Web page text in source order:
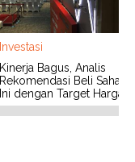
Investasi
Kinerja Bagus, Analis
Rekomendasi Beli Saham
Ini dengan Target Harga